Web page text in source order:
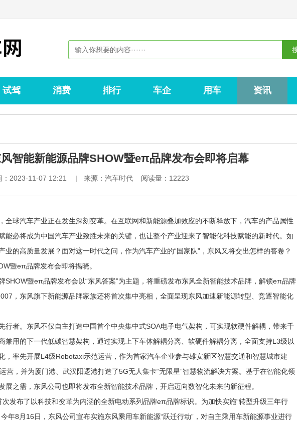
试驾 消费 排行 车企 用车 资讯
智能新能源品牌SHOW暨eπ品牌发布会即将启幕
：2023-11-07 12:21 | 来源：汽车时代 阅读量：12223
全球汽车产业正在发生深刻变革。在互联网和新能源叠加效应的不断释放下，汽车的产品属性
能必将成为中国汽车产业致胜未来的关键，也让整个产业迎来了智能化科技赋能的新时代。如
业的高质量发展？面对这一时代之问，作为汽车产业的“国家队”，东风又将交出怎样的答卷？
暨eπ品牌发布会即将揭晓。
SHOW暨eπ品牌发布会以“东风答案”为主题，将重磅发布东风全新智能技术品牌，解锁eπ品牌
，东风旗下新能源品牌家族还将首次集中亮相，全面呈现东风加速新能源转型、竞逐智能化
行者。东风不仅自主打造中国首个中央集中式SOA电子电气架构，可实现软硬件解耦，带来千
兼用的下一代低碳智慧架构，通过实现上下车体解耦分离、软硬件解耦分离，全面支持L3级以
，率先开展L4级Robotaxi示范运营，作为首家汽车企业参与雄安新区智慧交通和智慧城市建
营，并为厦门港、武汉阳逻港打造了5G无人集卡“无限星”智慧物流解决方案。基于在智能化领
展之需，东风公司也即将发布全新智能技术品牌，开启迈向数智化未来的新征程。
发布了以科技和变革为内涵的全新电动系列品牌eπ品牌标识。为加快实施“转型升级三年行
年8月16日，东风公司宣布实施东风乘用车新能源“跃迁行动”，对自主乘用车新能源事业进行